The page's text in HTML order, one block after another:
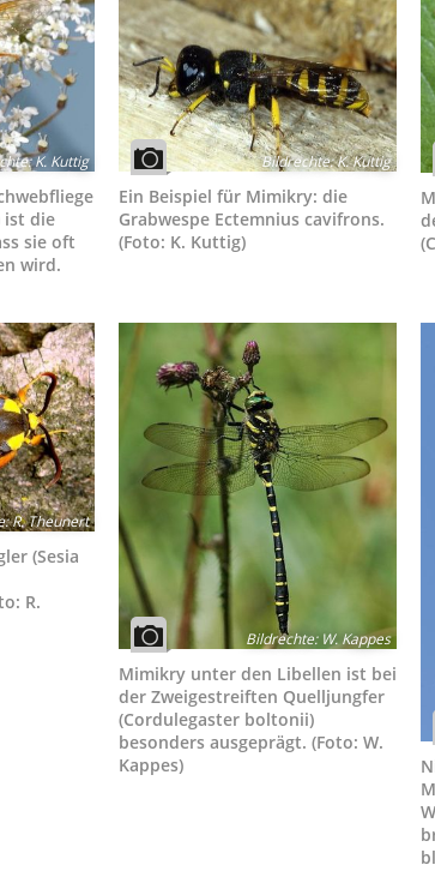
:K. Kuttig
ist die
sie oft
wird.
Bildrechte:K. Kuttig
Ein Beispiel für Mimikry: die
Grabwespe Ectemnius cavifrons.
(Foto: K. Kuttig)
:R. Theunert
(Sesia
R.
Bildrechte:W. Kappes
Mimikry unter den Libellen ist bei
der Zweigestreiften Quelljungfer
(Cordulegaster boltonii)
besonders ausgeprägt. (Foto: W.
Kappes)